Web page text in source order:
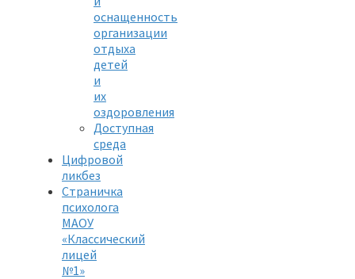
оснащенность
организации
отдыха
детей
и
их
оздоровления
Доступная
среда
Цифровой
ликбез
Страничка
психолога
МАОУ
«Классический
лицей
№1»